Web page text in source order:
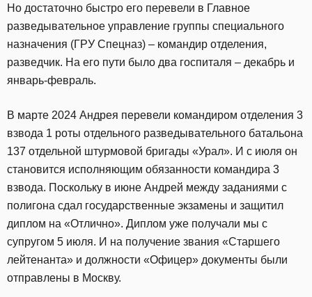
Но достаточно быстро его перевели в Главное
разведывательное управление группы специального
назначения (ГРУ Спецназ) – командир отделения,
разведчик. На его пути было два госпиталя – декабрь и
январь-февраль.
В марте 2024 Андрея перевели командиром отделения 3
взвода 1 роты отдельного разведывательного батальона
137 отдельной штурмовой бригады «Урал». И с июля он
становится исполняющим обязанности командира 3
взвода. Поскольку в июне Андрей между заданиями с
полигона сдал государственные экзамены и защитил
диплом на «Отлично». Диплом уже получали мы с
супругом 5 июля. И на получение звания «Старшего
лейтенанта» и должности «Офицер» документы были
отправлены в Москву.